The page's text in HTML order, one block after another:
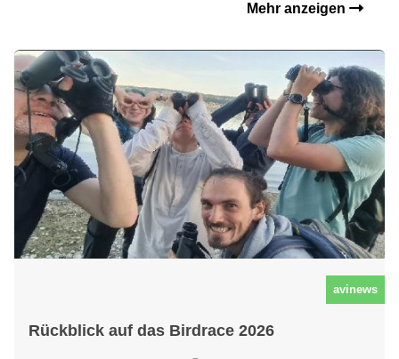
Mehr anzeigen
avinews
Rückblick auf das Birdrace 2026